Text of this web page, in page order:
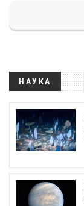
НАУКА